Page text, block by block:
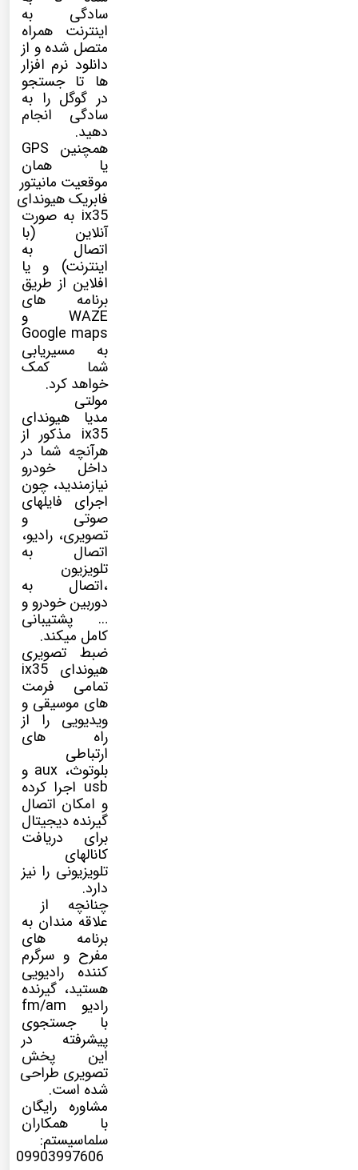
سادگی به
اینترنت همراه
متصل شده و از
دانلود نرم افزار
ها تا جستجو
در گوگل را به
سادگی انجام
دهید.
همچنین GPS
یا همان
موقعیت مانیتور
فابریک هیوندای
ix35 به صورت
آنلاین (با
اتصال به
اینترنت) و یا
افلاین از طریق
برنامه های
WAZE و
Google maps
به مسیریابی
شما کمک
خواهد کرد.
مولتی
مدیا هیوندای
ix35 مذکور از
هرآنچه شما در
داخل خودرو
نیازمندید، چون
اجرای فایلهای
صوتی و
تصویری، رادیو،
اتصال به
تلویزیون
،اتصال به
دوربین خودرو و
… پشتیبانی
کامل میکند.
ضبط تصویری
هیوندای ix35
تمامی فرمت
های موسیقی و
ویدیویی را از
راه های
ارتباطی
بلوتوث، aux و
usb اجرا کرده
و امکان اتصال
گیرنده دیجیتال
برای دریافت
کانالهای
تلویزیونی را نیز
دارد.
چنانچه از
علاقه مندان به
برنامه های
مفرح و سرگرم
کننده رادیویی
هستید، گیرنده
رادیو fm/am
با جستجوی
پیشرفته در
این پخش
تصویری طراحی
شده است.
مشاوره رایگان
با همکاران
سلماسیستم:
09903997606